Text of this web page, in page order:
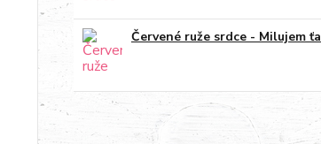
Červené ruže srdce - Milujem ťa